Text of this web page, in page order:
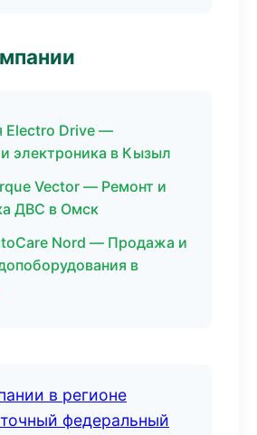
Electro Drive —
электроника в Кызыл
Vector — Ремонт и
ДВС в Омск
Nord — Продажа и
в
в регионе
федеральный